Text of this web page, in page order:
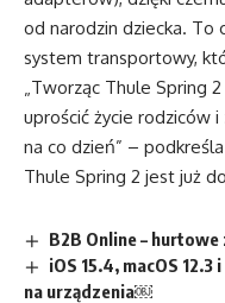
od narodzin dziecka. To
system transportowy,
„Tworząc Thule Spring
uprościć życie rodziców
na co dzień” –
Thule Spring 2 jest już
B2B Online –
iOS 15.4, macOS
na urządzenia￼